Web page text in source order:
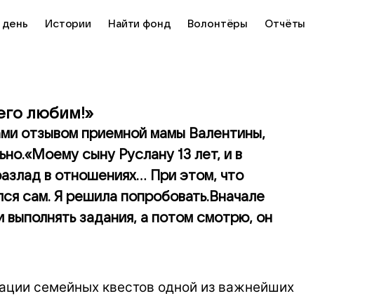
Истории Найти фонд Волонтёры Отчёты
любим!»
отзывом приемной мамы Валентины,
сыну Руслану 13 лет, и в
в отношениях... При этом, что
сам. Я решила попробовать.Вначале
выполнять задания, а потом смотрю, он
семейных квестов одной из важнейших